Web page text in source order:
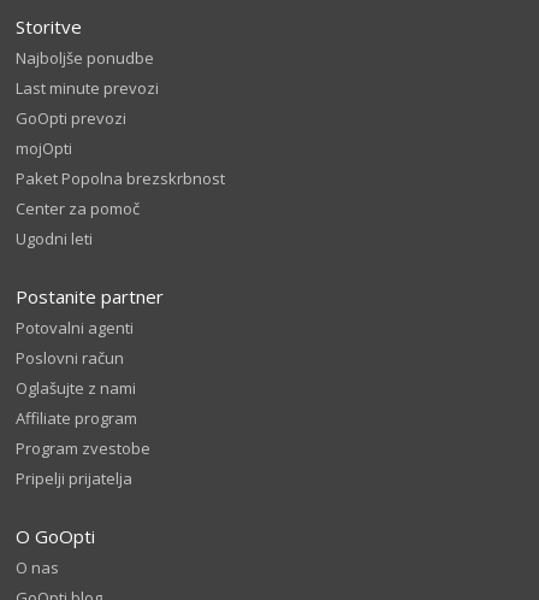
Storitve
Najboljše ponudbe
Last minute prevozi
GoOpti prevozi
mojOpti
Paket Popolna brezskrbnost
Center za pomoč
Ugodni leti
Postanite partner
Potovalni agenti
Poslovni račun
Oglašujte z nami
Affiliate program
Program zvestobe
Pripelji prijatelja
O GoOpti
O nas